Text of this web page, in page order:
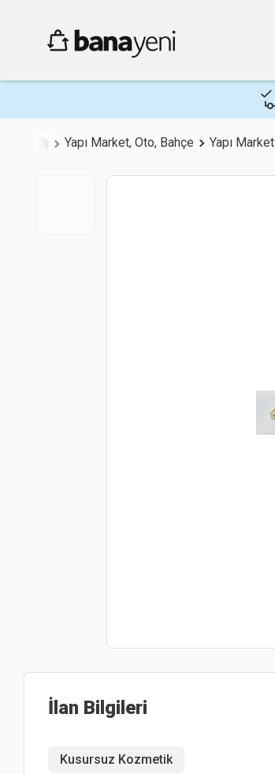
Yapı Market, Oto, Bahçe Yapı Market
İlan Bilgileri
Kusursuz Kozmetik